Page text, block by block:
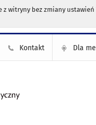
z witryny bez zmiany
Kontakt Dla